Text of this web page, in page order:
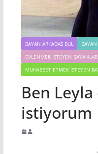
BAYAN ARKADAS BUL
EVLENMEK İSTEYEN BAYANLAR
MUHABBET ETMEK İSTEYEN
Ben
istiyorum